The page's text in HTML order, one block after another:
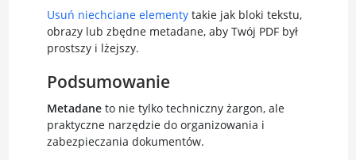
Usuń niechciane elementytakie jak bloki tekstu,
obrazy lub zbędne metadane, aby Twój PDF był
prostszy i lżejszy.
Podsumowanie
Metadaneto nie tylko techniczny żargon, ale
praktyczne narzędzie do organizowania i
zabezpieczania dokumentów.